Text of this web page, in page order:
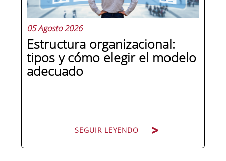
05 Agosto 2026
Estructura organizacional:
tipos y cómo elegir el modelo
adecuado
SEGUIR LEYENDO